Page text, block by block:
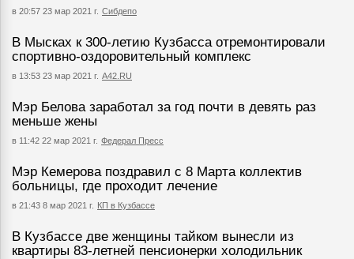
в 20:57 23 мар 2021 г. Сибдепо
В Мысках к 300-летию Кузбасса отремонтировали
спортивно-оздоровительный комплекс
в 13:53 23 мар 2021 г. А42.RU
Мэр Белова заработал за год почти в девять раз
меньше жены
в 11:42 22 мар 2021 г. Федерал Пресс
Мэр Кемерова поздравил с 8 Марта коллектив
больницы, где проходит лечение
в 21:43 8 мар 2021 г. КП в Кузбассе
В Кузбассе две женщины тайком вынесли из
квартиры 83-летней пенсионерки холодильник